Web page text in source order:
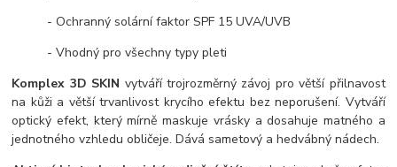
- Ochranný solární faktor SPF 15 UVA/UVB
- Vhodný pro všechny typy pleti
Komplex 3D SKIN vytváří trojrozměrný závoj pro větší přilnavost
na kůži a větší trvanlivost krycího efektu bez neporušení. Vytváří
optický efekt, který mírně maskuje vrásky a dosahuje matného a
jednotného vzhledu obličeje. Dává sametový a hedvábný nádech.